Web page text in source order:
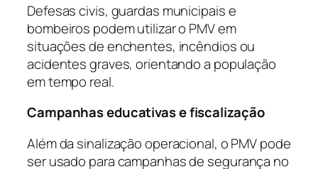
Defesas civis, guardas municipais e
bombeiros podem utilizar o PMV em
situações de enchentes, incêndios ou
acidentes graves, orientando a população
em tempo real.
Campanhas educativas e fiscalização
Além da sinalização operacional, o PMV pode
ser usado para campanhas de segurança no